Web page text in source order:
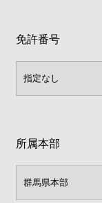
免許番号
所属本部